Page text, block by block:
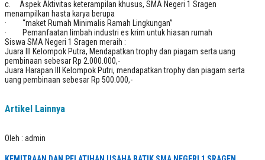
c. Aspek Aktivitas keterampilan khusus, SMA Negeri 1 Sragen
menampilkan hasta karya berupa
· “maket Rumah Minimalis Ramah Lingkungan”
· Pemanfaatan limbah industri es krim untuk hiasan rumah
Siswa SMA Negeri 1 Sragen meraih :
Juara III Kelompok Putra, Mendapatkan trophy dan piagam serta uang
pembinaan sebesar Rp 2.000.000,-
Juara Harapan III Kelompok Putri, mendapatkan trophy dan piagam serta
uang pembinaan sebesar Rp 500.000,-
Artikel Lainnya
Oleh : admin